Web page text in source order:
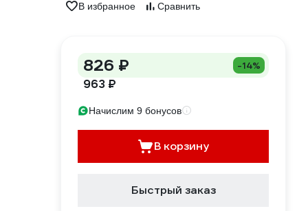
В избранное Сравнить
826 ₽ -14%
963 ₽
Начислим 9 бонусов
В корзину
Быстрый заказ